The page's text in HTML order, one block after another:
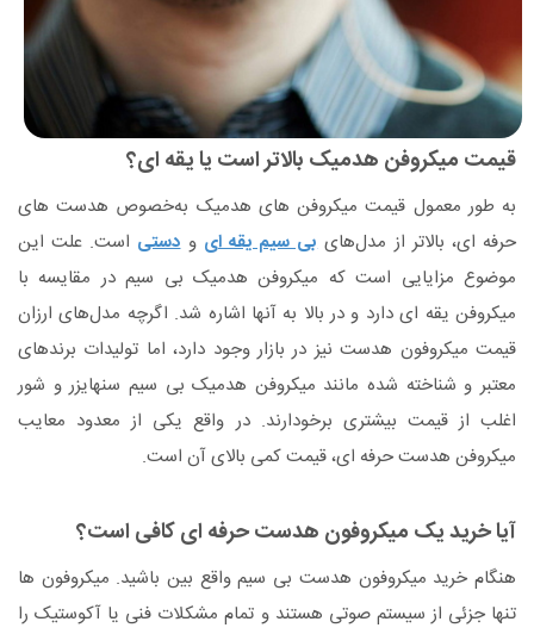
قیمت میکروفن هدمیک بالاتر است یا یقه ای؟
به طور معمول قیمت میکروفن های هدمیک به‌خصوص هدست های
حرفه ای، بالاتر از مدل‌هایبی سیم یقه ای ودستی است. علت این
موضوع مزایایی است که میکروفن هدمیک بی سیم در مقایسه با
میکروفن یقه ای دارد و در بالا به آنها اشاره شد. اگرچه مدل‌های ارزان
قیمت میکروفون هدست نیز در بازار وجود دارد، اما تولیدات برندهای
معتبر و شناخته شده مانند میکروفن هدمیک بی سیم سنهایزر و شور
اغلب از قیمت بیشتری برخودارند. در واقع یکی از معدود معایب
میکروفن هدست حرفه ای، قیمت کمی بالای آن است.
آیا خرید یک میکروفون هدست حرفه ای کافی است؟
هنگام خرید میکروفون هدست بی سیم واقع بین باشید. میکروفون ها
تنها جزئی از سیستم صوتی هستند و تمام مشکلات فنی یا آکوستیک را